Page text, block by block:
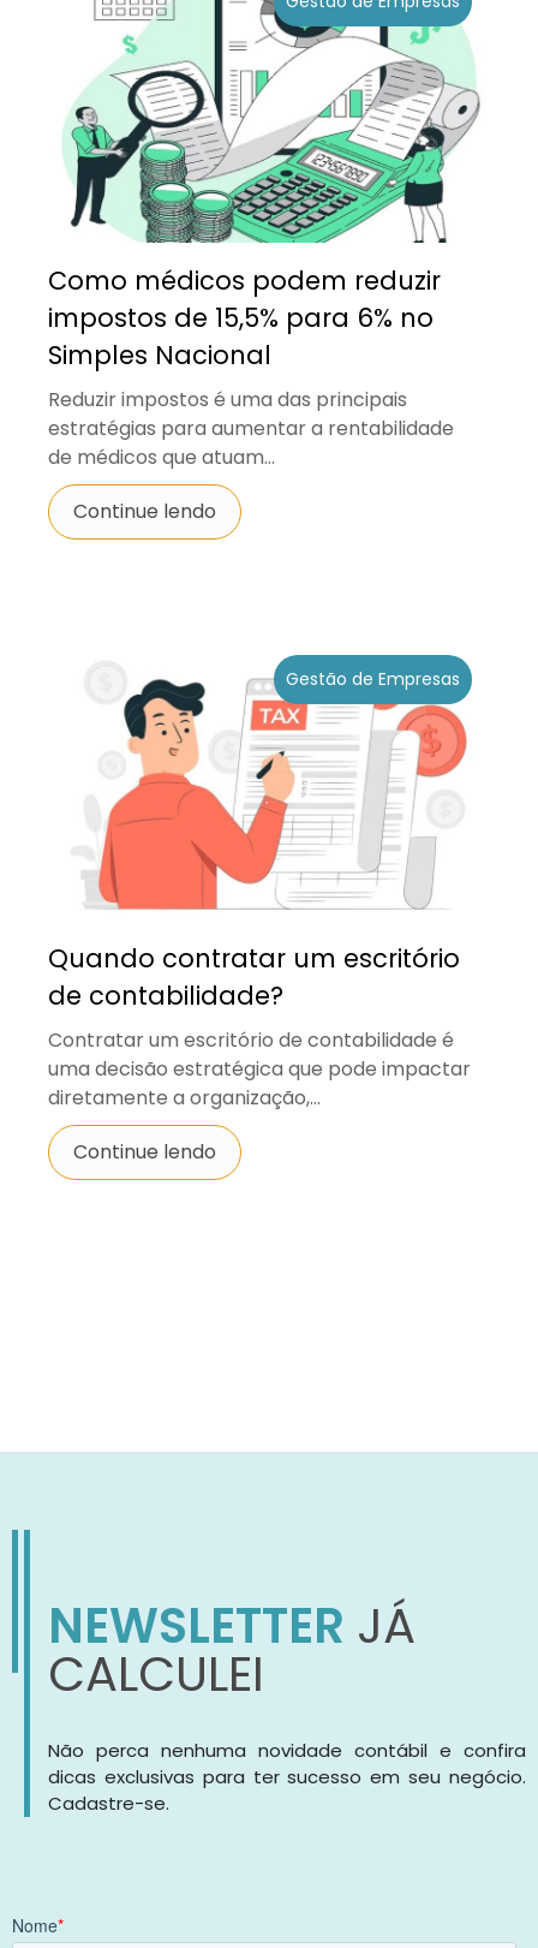
Como médicos podem reduzir
impostos de 15,5% para 6% no
Simples Nacional
Reduzir impostos é uma das principais
estratégias para aumentar a rentabilidade
de médicos que atuam...
Continue lendo
Gestão de Empresas
Quando contratar um escritório
de contabilidade?
Contratar um escritório de contabilidade é
uma decisão estratégica que pode impactar
diretamente a organização,...
Continue lendo
NEWSLETTER JÁ
CALCULEI
Não perca nenhuma novidade contábil e confira
dicas exclusivas para ter sucesso em seu negócio.
Cadastre-se.